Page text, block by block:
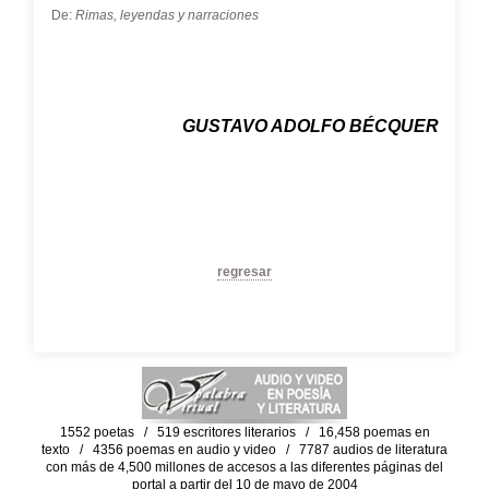
De: Rimas, leyendas y narraciones
GUSTAVO ADOLFO BÉCQUER
regresar
1552 poetas / 519 escritores literarios / 16,458 poemas en
texto / 4356 poemas en audio y video / 7787 audios de literatura
con más de 4,500 millones de accesos a las diferentes páginas del
portal a partir del 10 de mayo de 2004